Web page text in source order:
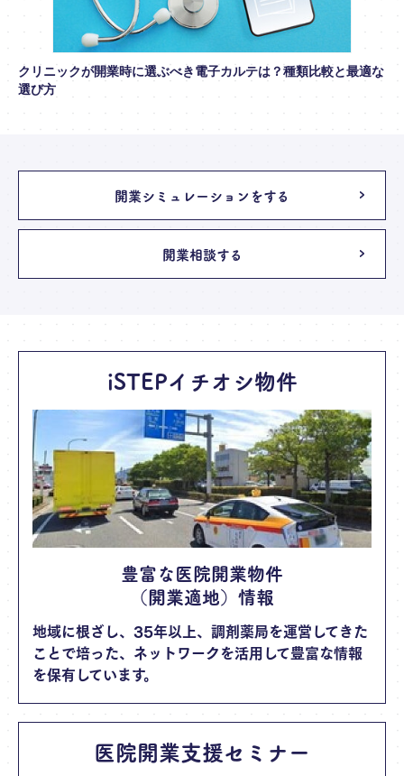
クリニックが開業時に選ぶべき電子カルテは？種類比較と最適な
選び方
開業シミュレーションをする
開業相談する
iSTEPイチオシ物件
豊富な医院開業物件
（開業適地）情報
地域に根ざし、35年以上、調剤薬局を運営してきた
ことで培った、ネットワークを活用して豊富な情報
を保有しています。
医院開業支援セミナー